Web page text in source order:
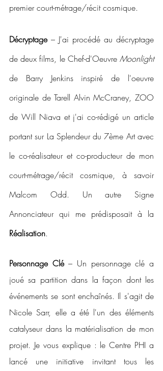
premier court-métrage/récit cosmique.
Décryptage – J'ai procédé au décryptage
de deux films, le Chef-d'Oeuvre Moonlight
de Barry Jenkins inspiré de l'oeuvre
originale de Tarell Alvin McCraney, ZOO
de Will Niava et j'ai co-rédigé un article
portant sur La Splendeur du 7ème Art avec
le co-réalisateur et co-producteur de mon
court-métrage/récit cosmique, à savoir
Malcom Odd. Un autre Signe
Réalisation.
Personnage Clé – Un personnage clé a
joué sa partition dans la façon dont les
événements se sont enchaînés. Il s'agit de
Nicole Sarr, elle a été l'un des éléments
catalyseur dans la matérialisation de mon
projet. Je vous explique : le Centre PHI a
lancé une initiative invitant tous les